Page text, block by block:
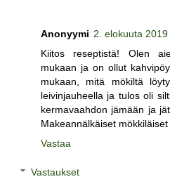
Anonyymi 2. elokuuta
Kiitos reseptistä! Olen
mukaan ja on ollut
mukaan, mitä mökiltä
leivinjauheella ja tulos oli
kermavaahdon jämään ja
Makeannälkäiset
Vastaa
Vastaukset